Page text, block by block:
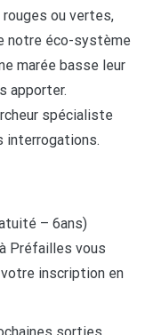
ou vertes,
notre éco-système
marée basse leur
apporter.
spécialiste
interrogations.
– 6ans)
Préfailles vous
inscription en